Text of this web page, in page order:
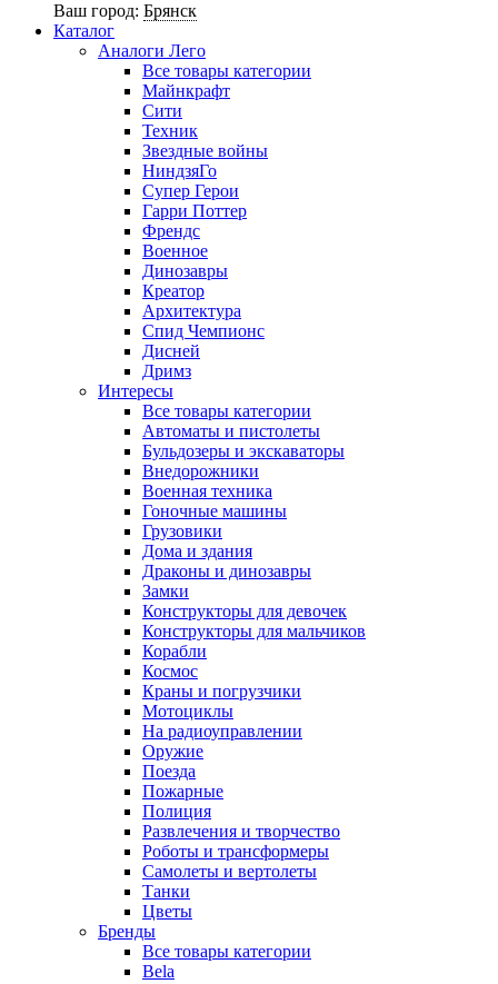
Ваш город: Брянск
Каталог
Аналоги Лего
Все товары категории
Майнкрафт
Сити
Техник
Звездные войны
НиндзяГо
Супер Герои
Гарри Поттер
Френдс
Военное
Динозавры
Креатор
Архитектура
Спид Чемпионс
Дисней
Дримз
Интересы
Все товары категории
Автоматы и пистолеты
Бульдозеры и экскаваторы
Внедорожники
Военная техника
Гоночные машины
Грузовики
Дома и здания
Драконы и динозавры
Замки
Конструкторы для девочек
Конструкторы для мальчиков
Корабли
Космос
Краны и погрузчики
Мотоциклы
На радиоуправлении
Оружие
Поезда
Пожарные
Полиция
Развлечения и творчество
Роботы и трансформеры
Самолеты и вертолеты
Танки
Цветы
Бренды
Все товары категории
Bela